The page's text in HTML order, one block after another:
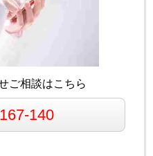
ご相談はこちら
140